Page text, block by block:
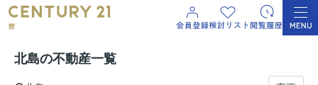
北島の不動産一覧